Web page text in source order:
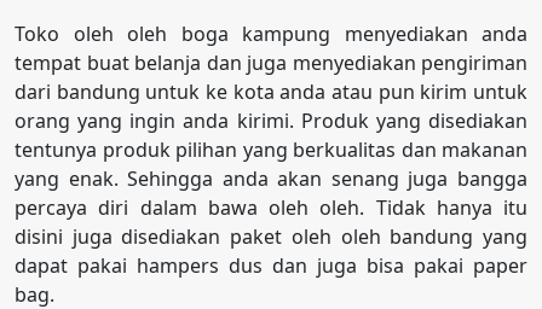
Toko oleh oleh boga kampung menyediakan anda
tempat buat belanja dan juga menyediakan pengiriman
dari bandung untuk ke kota anda atau pun kirim untuk
orang yang ingin anda kirimi. Produk yang disediakan
tentunya produk pilihan yang berkualitas dan makanan
yang enak. Sehingga anda akan senang juga bangga
percaya diri dalam bawa oleh oleh. Tidak hanya itu
disini juga disediakan paket oleh oleh bandung yang
dapat pakai hampers dus dan juga bisa pakai paper
bag.